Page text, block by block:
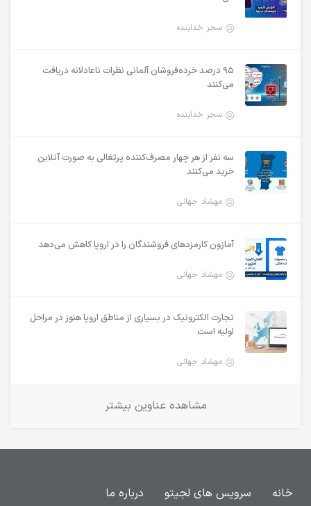
سحر خدابنده
۹۵ درصد خرده‌فروشان آلمانی نظرات ناعادلانه دریافت
می‌کنند
سحر خدابنده
سه نفر از هر چهار مصرف‌کننده پرتغالی به صورت آنلاین
خرید می‌کنند
مهشاد جهانی
آمازون کارمزدهای فروشندگان را در اروپا کاهش می‌دهد
مهشاد جهانی
تجارت الکترونیک در بسیاری از مناطق اروپا هنوز در مراحل
اولیه است
مهشاد جهانی
مشاهده عناوین بیشتر
خانه سرویس های لجیتو درباره ما